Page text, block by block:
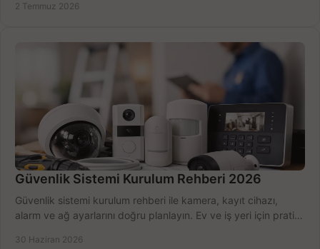
2 Temmuz 2026
Güvenlik Sistemi Kurulum Rehberi 2026
Güvenlik sistemi kurulum rehberi ile kamera, kayıt cihazı,
alarm ve ağ ayarlarını doğru planlayın. Ev ve iş yeri için pratik
30 Haziran 2026